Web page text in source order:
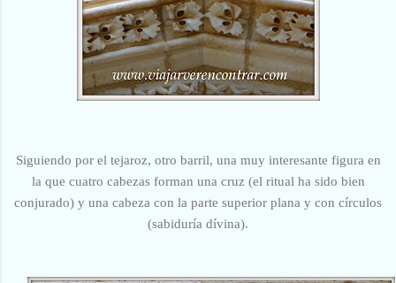
Siguiendo por el tejaroz, otro barril, una muy interesante figura en
la que cuatro cabezas forman una cruz (el ritual ha sido bien
conjurado) y una cabeza con la parte superior plana y con círculos
(sabiduría dívina).